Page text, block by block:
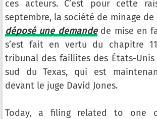
ces acteurs. C’est pour cette
septembre, la société de minage de
déposé une demandede mise en
s’est fait en vertu du chapitre
tribunal des faillites des États-
sud du Texas, qui est
devant le juge David Jones.
Today, a filing related to one